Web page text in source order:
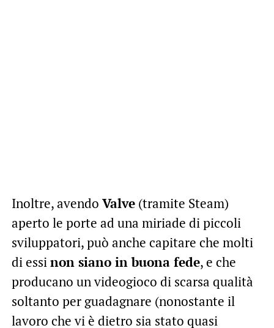
Inoltre, avendo Valve(tramite Steam)
aperto le porte ad una miriade di piccoli
sviluppatori, può anche capitare che molti
di essinon siano in buona fede, e che
producano un videogioco di scarsa qualità
soltanto per guadagnare (nonostante il
lavoro che vi è dietro sia stato quasi